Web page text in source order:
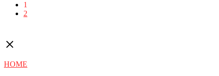
1
2
HOME